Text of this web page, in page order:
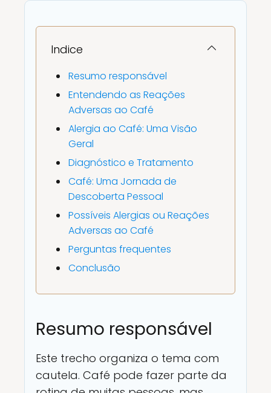
Indice
Resumo responsável
Entendendo as Reações
Adversas ao Café
Alergia ao Café: Uma Visão
Geral
Diagnóstico e Tratamento
Café: Uma Jornada de
Descoberta Pessoal
Possíveis Alergias ou Reações
Adversas ao Café
Perguntas frequentes
Conclusão
Resumo responsável
Este trecho organiza o tema com
cautela. Café pode fazer parte da